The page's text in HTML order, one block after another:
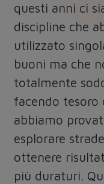
questi anni ci
discipline che
utilizzato
buoni ma che
totalmente
facendo tesoro
abbiamo
esplorare
ottenere
più duraturi.